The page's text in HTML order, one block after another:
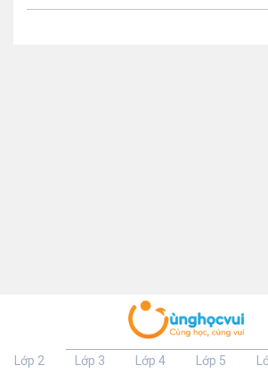
Lớp 2 Lớp 3 Lớp 4 Lớp 5